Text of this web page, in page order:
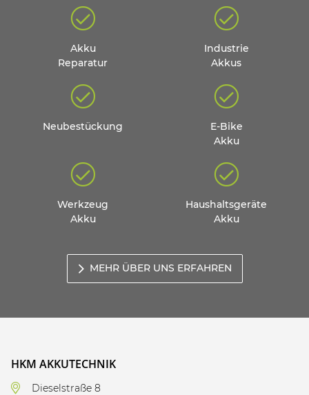
Akku
Reparatur
Industrie
Akkus
Neubestückung
E-Bike
Akku
Werkzeug
Akku
Haushaltsgeräte
Akku
MEHR ÜBER UNS ERFAHREN
HKM AKKUTECHNIK
Dieselstraße 8